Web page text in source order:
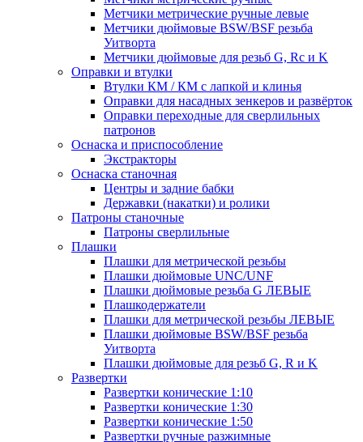
Метчики метрические ручные левые
Метчики дюймовые BSW/BSF резьба
Уитворта
Метчики дюймовые для резьб G, Rc и K
Оправки и втулки
Втулки КМ / КМ с лапкой и клинья
Оправки для насадных зенкеров и развёрток
Оправки переходные для сверлильных
патронов
Оснаска и приспособление
Экстракторы
Оснаска станочная
Центры и задние бабки
Державки (накатки) и ролики
Патроны станочные
Патроны сверлильные
Плашки
Плашки для метрической резьбы
Плашки дюймовые UNC/UNF
Плашки дюймовые резьба G ЛЕВЫЕ
Плашкодержатели
Плашки для метрической резьбы ЛЕВЫЕ
Плашки дюймовые BSW/BSF резьба
Уитворта
Плашки дюймовые для резьб G, R и K
Развертки
Развертки конические 1:10
Развертки конические 1:30
Развертки конические 1:50
Развертки ручные разжимные